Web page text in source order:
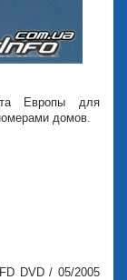
Европы для
домов.
DVD / 05/2005